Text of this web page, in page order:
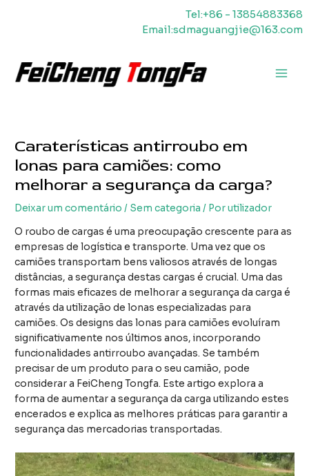
Tel:+86 - 13854883368
Email:sdmaguangjie@163.com
Caraterísticas antirroubo em
lonas para camiões: como
melhorar a segurança da carga?
Deixar um comentário / Sem categoria / Porutilizador
O roubo de cargas é uma preocupação crescente para as
empresas de logística e transporte. Uma vez que os
camiões transportam bens valiosos através de longas
distâncias, a segurança destas cargas é crucial. Uma das
formas mais eficazes de melhorar a segurança da carga é
através da utilização de lonas especializadas para
camiões. Os designs das lonas para camiões evoluíram
significativamente nos últimos anos, incorporando
funcionalidades antirroubo avançadas. Se também
precisar de um produto para o seu camião, pode
considerar a FeiCheng Tongfa. Este artigo explora a
forma de aumentar a segurança da carga utilizando estes
encerados e explica as melhores práticas para garantir a
segurança das mercadorias transportadas.